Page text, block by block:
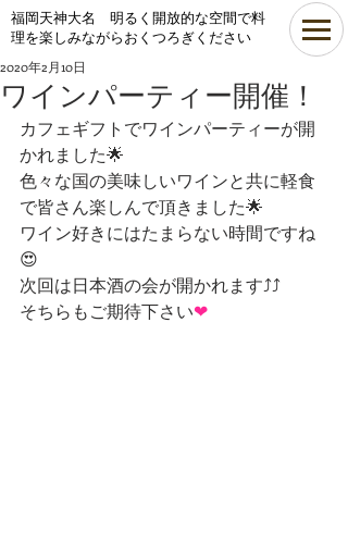
​福岡天神大名 明るく開放的な空間で料
理を楽しみながらおくつろぎください
ワインパーティー開催！
2020年2月10日
カフェギフトでワインパーティーが開
かれました🌟
色々な国の美味しいワインと共に軽食
で皆さん楽しんで頂きました🌟
ワイン好きにはたまらない時間ですね
😍
次回は日本酒の会が開かれます⤴️⤴️
そちらもご期待下さい❤